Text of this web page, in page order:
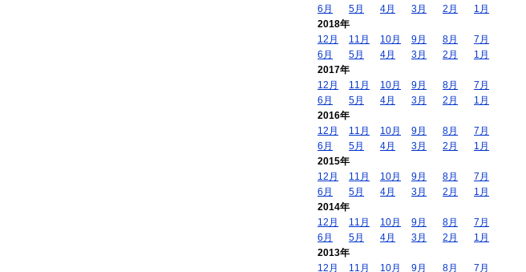
6月
5月 4月 3月 2月
1月
2018年
12月
11月 10月 9月 8月
7月
6月
5月 4月 3月 2月
1月
2017年
12月
11月 10月 9月 8月
7月
6月
5月 4月 3月 2月
1月
2016年
12月
11月 10月 9月 8月
7月
6月
5月 4月 3月 2月
1月
2015年
12月
11月 10月 9月 8月
7月
6月
5月 4月 3月 2月
1月
2014年
12月
11月 10月 9月 8月
7月
6月
5月 4月 3月 2月
1月
2013年
12月
11月 10月 9月 8月 7月